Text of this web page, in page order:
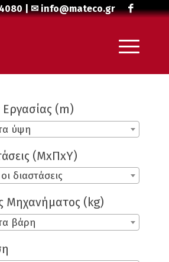
| ✉info@mateco.gr
(m)
ύψη
(ΜxΠxΥ)
διαστάσεις
Μηχανήματος (kg)
βάρη